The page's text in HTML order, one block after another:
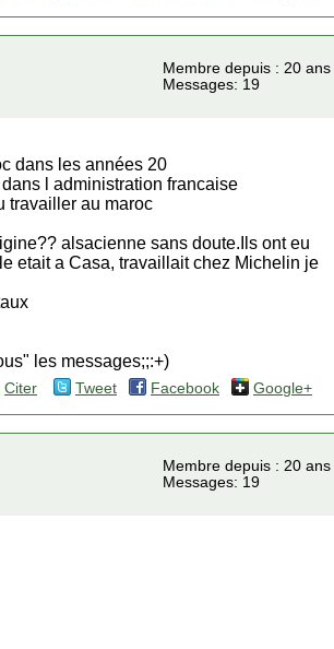
Membre depuis : 20 ans
Messages: 19
dans les années 20
l administration francaise
travailler au maroc
alsacienne sans doute.Ils ont eu
etait a Casa, travaillait chez Michelin je
les messages;;:+)
Citer Tweet Facebook Google+
Membre depuis : 20 ans
Messages: 19